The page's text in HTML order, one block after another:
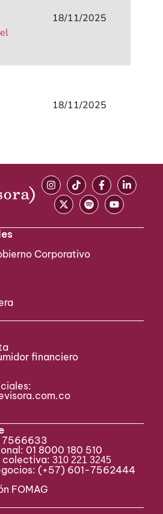
18/11/2025
18/11/2025
Corporativo
financiero
7566633
01 8000 180 510
colectiva:310 221 3245
(+57) 601-7562444
FOMAG